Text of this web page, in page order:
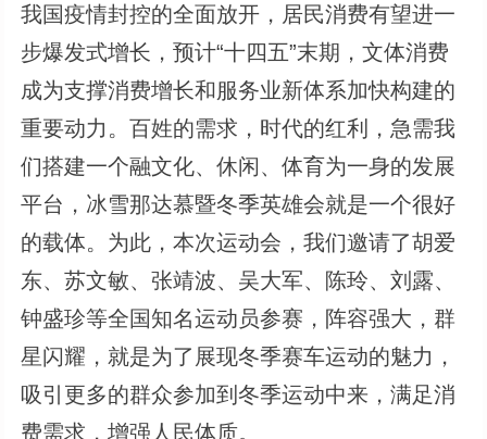
我国疫情封控的全面放开，居民消费有望进一
步爆发式增长，预计“十四五”末期，文体消费
成为支撑消费增长和服务业新体系加快构建的
重要动力。百姓的需求，时代的红利，急需我
们搭建一个融文化、休闲、体育为一身的发展
平台，冰雪那达慕暨冬季英雄会就是一个很好
的载体。为此，本次运动会，我们邀请了胡爱
东、苏文敏、张靖波、吴大军、陈玲、刘露、
钟盛珍等全国知名运动员参赛，阵容强大，群
星闪耀，就是为了展现冬季赛车运动的魅力，
吸引更多的群众参加到冬季运动中来，满足消
费需求，增强人民体质。